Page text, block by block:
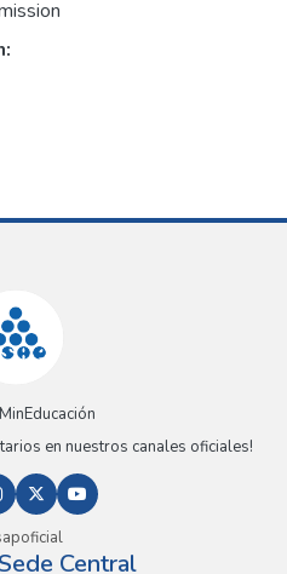
en nuestros canales oficiales!
Central